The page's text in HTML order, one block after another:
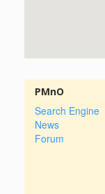
PMnO
Search Engine
News
Forum